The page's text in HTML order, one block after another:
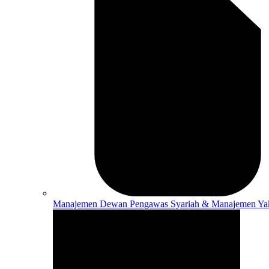
Manajemen Dewan Pengawas Syariah & Manajemen